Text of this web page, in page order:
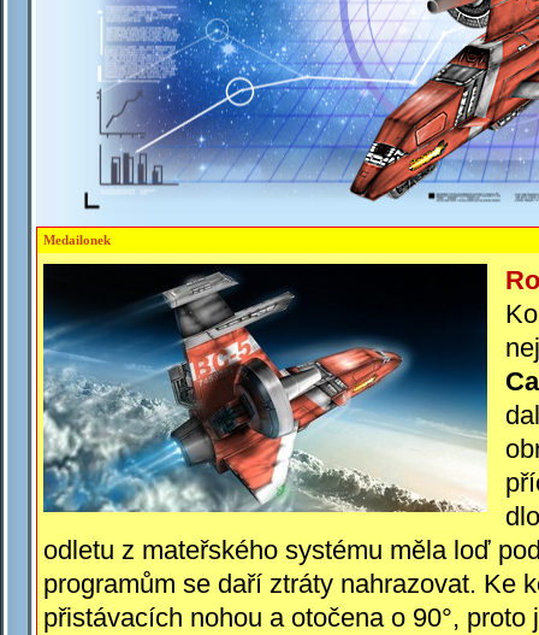
Medailonek
odletu z mateřského systému měla loď
programům se daří ztráty nahrazovat. Ke
přistávacích nohou a otočena o 90°,